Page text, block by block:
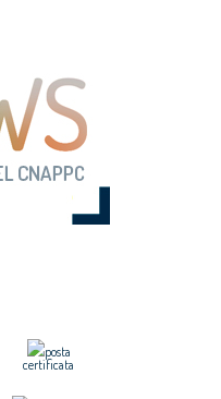
posta
certificata